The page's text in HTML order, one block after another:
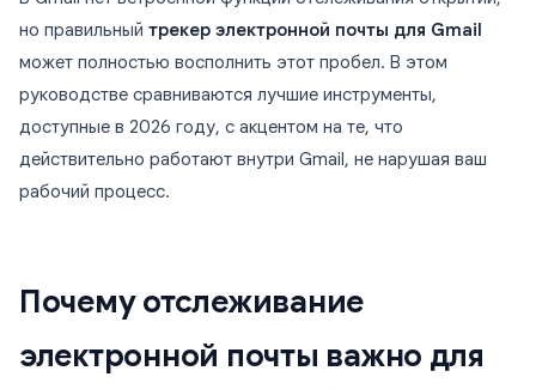
но правильный трекер электронной почты для Gmail
может полностью восполнить этот пробел. В этом
руководстве сравниваются лучшие инструменты,
доступные в 2026 году, с акцентом на те, что
действительно работают внутри Gmail, не нарушая ваш
рабочий процесс.
Почему отслеживание
электронной почты важно для